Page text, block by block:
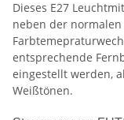
Dieses E27
neben der normalen
entsprechende
eingestellt werden,
Weißtönen.